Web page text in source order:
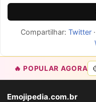
Compartilhar: Twitter·
🔥 POPULAR AGORA
Emojipedia.com.br